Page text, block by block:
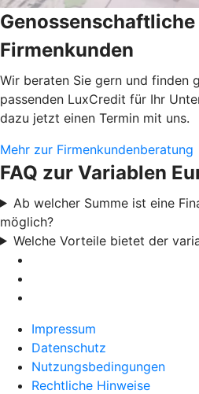
Firmenkunden
Wir beraten Sie gern und finden
passenden LuxCredit für Ihr
dazu jetzt einen Termin mit uns.
Mehr zur Firmenkundenberatung
FAQ zur Variablen
Ab welcher Summe ist eine
möglich?
Welche Vorteile bietet der
Impressum
Datenschutz
Nutzungsbedingungen
Rechtliche Hinweise